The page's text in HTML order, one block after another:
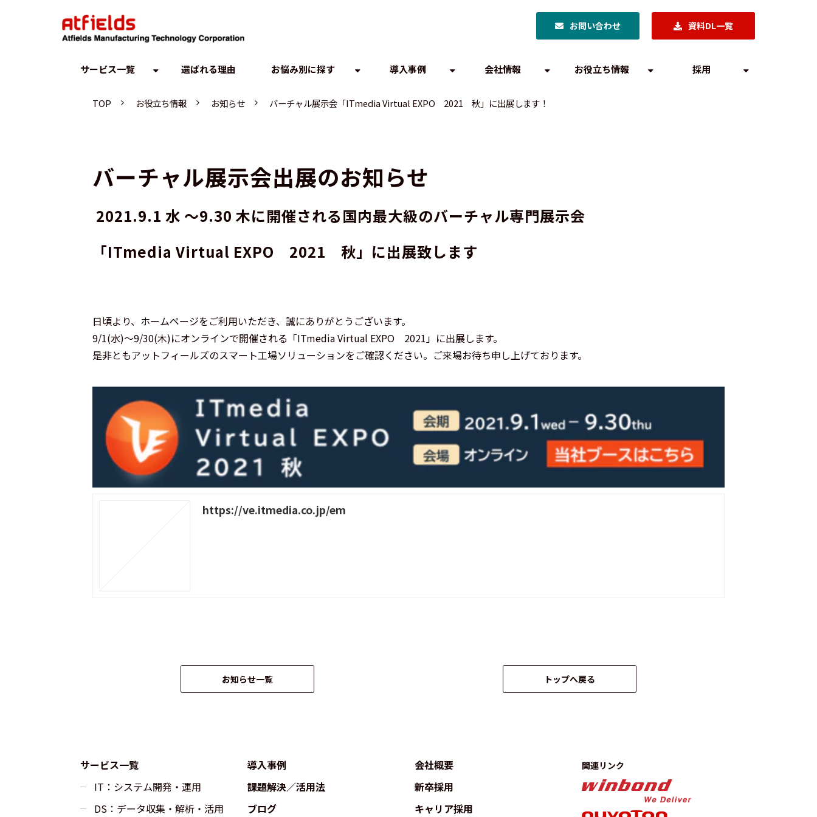
お問い合わせ 資料DL一覧
サービス一覧 選ばれる理由 お悩み別に探す 導入事例 会社情報 お役立ち情報 採用
TOP お役立ち情報 お知らせ バーチャル展示会「ITmedia Virtual EXPO 2021 秋」に出展します！
バーチャル展示会出展のお知らせ
2021.9.1 水 ～9.30 木に開催される国内最大級のバーチャル専門展示会
「ITmedia Virtual EXPO　2021　秋」 に出展致します
日頃より、ホームページをご利用いただき、誠にありがとうございます。
9/1(水)～9/30(木)にオンラインで開催される「ITmedia Virtual EXPO 2021」に出展します。
是非ともアットフィールズのスマート工場ソリューションをご確認ください。ご来場お待ち申し上げております。
https://ve.itmedia.co.jp/em
お知らせ一覧 トップへ戻る
サービス一覧
IT：システム開発・運用
DS：データ収集・解析・活用
導入事例
課題解決／活用法
ブログ
会社概要
新卒採用
キャリア採用
関連リンク